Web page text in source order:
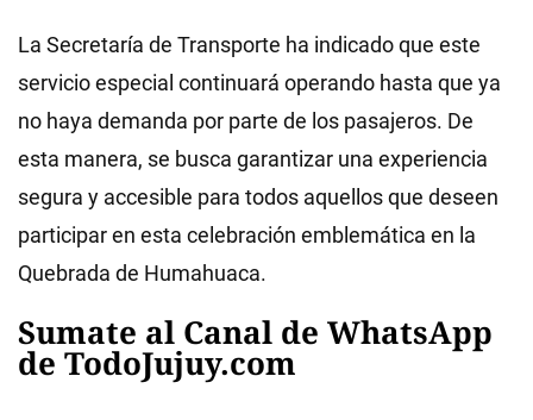
La Secretaría de Transporte ha indicado que este
servicio especial continuará operando hasta que ya
no haya demanda por parte de los pasajeros. De
esta manera, se busca garantizar una experiencia
segura y accesible para todos aquellos que deseen
participar en esta celebración emblemática en la
Quebrada de Humahuaca.
Sumate al Canal de WhatsApp
de TodoJujuy.com